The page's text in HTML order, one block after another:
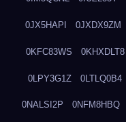
0JX5HAPI 0JXDX9ZM
0KFC83WS 0KHXDLT8
0LPY3G1Z 0LTLQ0B4
0NALSI2P 0NFM8HBQ